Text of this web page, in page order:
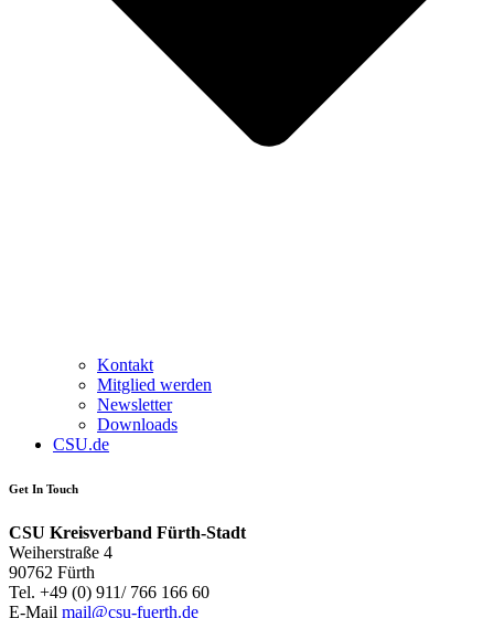
Kontakt
Mitglied werden
Newsletter
Downloads
CSU.de
Get In Touch
CSU Kreisverband Fürth-Stadt
Weiherstraße 4
90762 Fürth
Tel. +49 (0) 911/ 766 166 60
E-Mail mail@csu-fuerth.de